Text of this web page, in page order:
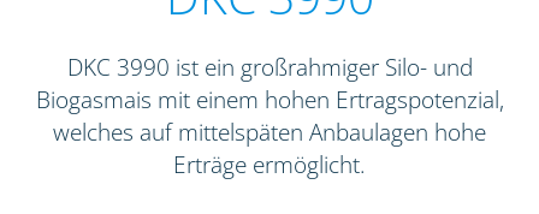
DKC 3990 ist ein großrahmiger Silo- und
Biogasmais mit einem hohen Ertragspotenzial,
welches auf mittelspäten Anbaulagen hohe
Erträge ermöglicht.